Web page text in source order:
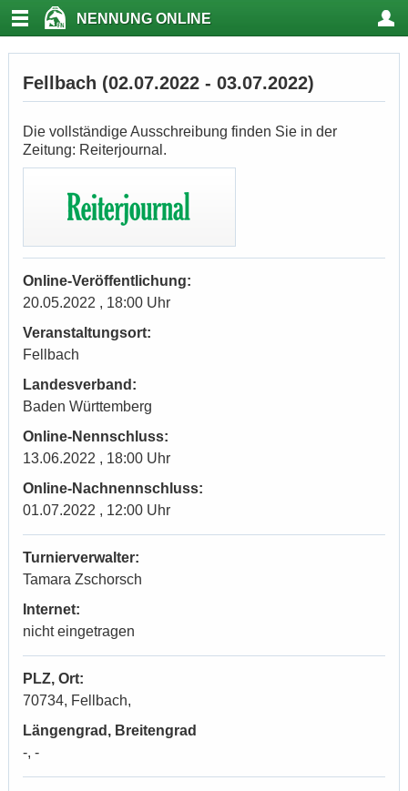
NENNUNG ONLINE
Fellbach (02.07.2022 - 03.07.2022)
Die vollständige Ausschreibung finden Sie in der
Zeitung: Reiterjournal.
Online-Veröffentlichung:
20.05.2022 , 18:00 Uhr
Veranstaltungsort:
Fellbach
Landesverband:
Baden Württemberg
Online-Nennschluss:
13.06.2022 , 18:00 Uhr
Online-Nachnennschluss:
01.07.2022 , 12:00 Uhr
Turnierverwalter:
Tamara Zschorsch
Internet:
nicht eingetragen
PLZ, Ort:
70734, Fellbach,
Längengrad, Breitengrad
-, -